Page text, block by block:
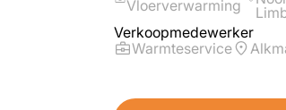
Vloerverwarming
Verkoopmedewerker
Warmteservice